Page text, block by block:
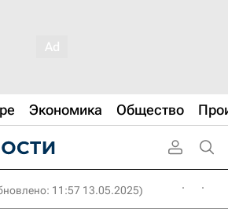
Экономика Общество
11:57 13.05.2025)